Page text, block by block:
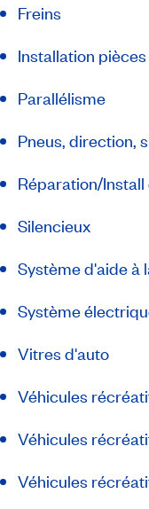
Freins
Installation
Parallélisme
Pneus, direction,
Réparation/
Silencieux
Système d'aide à
Système
Vitres d'auto
Véhicules
Véhicules
Véhicules